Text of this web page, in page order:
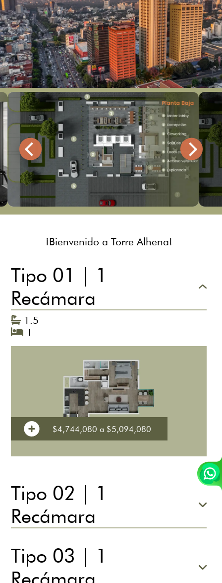
¡Bienvenido a Torre Alhena!
Tipo 01 | 1
Recámara
1.5
1
$4,744,080 a $5,094,080
Tipo 02 | 1
Recámara
Tipo 03 | 1